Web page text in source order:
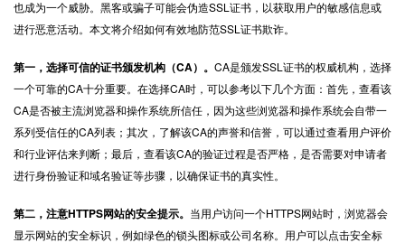
也成为一个威胁。黑客或骗子可能会伪造SSL证书，以获取用户的敏感信息或
进行恶意活动。本文将介绍如何有效地防范SSL证书欺诈。
第一，选择可信的证书颁发机构（CA）。 CA是颁发SSL证书的权威机构，选择
一个可靠的CA十分重要。在选择CA时，可以参考以下几个方面：首先，查看该
CA是否被主流浏览器和操作系统所信任，因为这些浏览器和操作系统会自带一
系列受信任的CA列表；其次，了解该CA的声誉和信誉，可以通过查看用户评价
和行业评估来判断；最后，查看该CA的验证过程是否严格，是否需要对申请者
进行身份验证和域名验证等步骤，以确保证书的真实性。
第二，注意HTTPS网站的安全提示。 当用户访问一个HTTPS网站时，浏览器会
显示网站的安全标识，例如绿色的锁头图标或公司名称。用户可以点击安全标